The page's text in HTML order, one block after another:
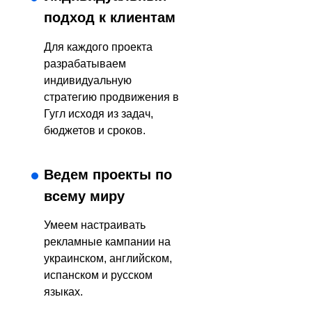
Ведем проекты по
всему миру
подход к клиентам
Умеем настраивать
рекламные кампании на
украинском, английском,
испанском и русском
языках.
Для каждого проекта
разрабатываем
индивидуальную
стратегию продвижения в
Гугл исходя из задач,
бюджетов и сроков.